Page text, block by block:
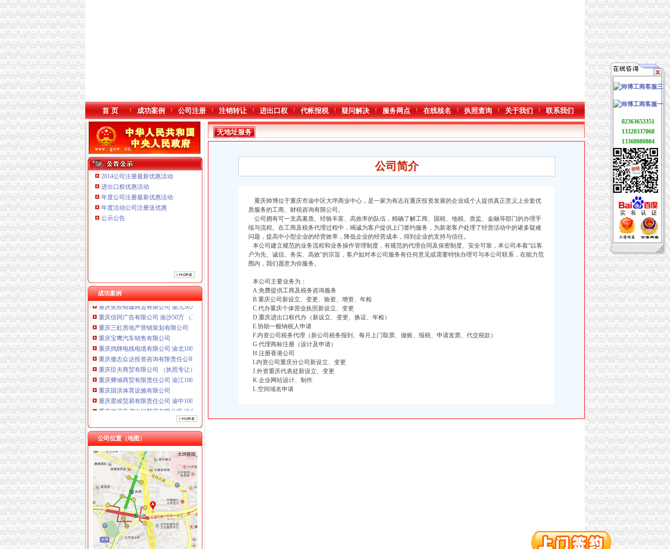
本站导航
首 页 成功案例 公司注册 注销转让 进出口权 代帐报税 疑问解决 服务网点 在线核名 执照查询 关于我们 联系我们
2014公司注册最新优惠活动
进出口权优惠活动
年度公司注册最新优惠活动
年度活动公司注册送优惠
公示公告
成功案例
重庆傲志众达投资咨询有限责任公司 渝九1000万 （增资）
重庆星竣贸易有限责任公司 渝中100万 （进出口权）
重庆海谛升进出口贸易有限公司 渝北100万 （进出口权）
重庆奕欣锦诚商贸有限公司 渝九50万 （工商注册）
重庆信同广告有限公司 渝沙50万 （工商注册）
重庆三虹房地产营销策划有限公司
重庆宝鹰汽车销售有限公司
重庆鸽牌电线电缆有限公司 渝北10010万 (进出口权)
重庆傲志众达投资咨询有限责任公司 渝九1000万 （增资）
重庆臣夫商贸有限公司 （执照专让）
重庆卿倾商贸有限责任公司 渝江100万 （工商注册）
重庆国洪体育设施有限公司
重庆星竣贸易有限责任公司 渝中100万 （进出口权）
重庆海谛升进出口贸易有限公司 渝北100万 （进出口权）
重庆奕欣锦诚商贸有限公司 渝九50万 （工商注册）
重庆信同广告有限公司 渝沙50万 （工商注册）
重庆三虹房地产营销策划有限公司
重庆宝鹰汽车销售有限公司
公司位置（地图）
无地址服务中心
兴安盟创佳美室内环境污染净护服务中心,主营：许可经营项目：无
欢迎访问】无锡四季沐歌太能网站无锡各点售后服务-中心无
4s设置短信中心号码时设置询问失败服务中心地址无地址是怎么回事呢
求助下iphone5服务中心地址无地址怎么办？_电脑网络问题_土巴兔问吧
成都本无咨询服务中心_【信用信息_诉讼信息_财务信息_注册信息_电
北京无殇电子科技服务中心
【无线通信服务中心】无线通信服务中心电话,无线通信服务中心地址
gpp卡贴设置失败服务中心无地址怎么办-iPhone6综合讨论区-威锋
佛山市禅城区无懈汽车服务中心
s版iphone6拨这个*#5005*7672*0#是询问失败服务中心无地址-
北京爱无悠信息咨询服务中心_【信用信息_诉讼信息_财务信息_注册信
无限动力汽车服务中心电话,无限动力汽车服务中心地址_图吧地图
【无瑕滨源服务中心】无瑕滨源服务中心电话,无瑕滨源服务中心地址
本溪市无后顾之忧服务中心_【信用信息_诉讼信息_财务信息_注册信息
无地址服务
中心
公司简介
重庆帅博位于重庆市渝中区大坪商业中心，是一家为有志在重庆投资发展的企业或个人提供真正意义上全套优
质服务的工商、财税咨询有限公司。
公司拥有可一支高素质、经验丰富、高效率的队伍，精确了解工商、国税、地税、质监、金融等部门的办理手
续与流程。在工商及税务代理过程中，竭诚为客户提供上门签约服务，为新老客户处理了经营活动中的诸多疑难
问题，提高中小型企业的经营效率，降低企业的经营成本，得到企业的支持与信任。
本公司建立规范的业务流程和业务操作管理制度，有规范的代理合同及保密制度、安全可靠，本公司本着“以客
户为先、诚信、务实、高效”的宗旨，客户如对本公司服务有任何意见或需要特快办理可与本公司联系，在能力范
围内，我们愿意为你服务。
本公司主要业务为：
A.免费提供工商及税务咨询服务
B.重庆公司新设立、变更、验资、增资、年检
C.代办重庆个体营业执照新设立、变更
D.重庆进出口权代办（新设立、变更、换证、年检）
E.协助一般纳税人申请
F.内资公司税务代理（新公司税务报到、每月上门取票、做账、报税、申请发票、代交税款）
G.代理商标注册（设计及申请）
H.注册香港公司
I.内资公司重庆分公司新设立、变更
J.外资重庆代表处新设立、变更
K.企业网站设计、制作
L.空间域名申请
02363653351
13320337068
13368080804